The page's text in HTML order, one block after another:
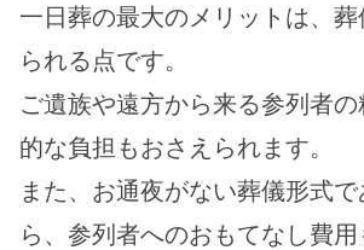
一日葬の最大のメリットは、葬
られる点です。
ご遺族や遠方から来る参列者
的な負担もおさえられます。
また、お通夜がない葬儀形式
ら、参列者へのおもてなし費